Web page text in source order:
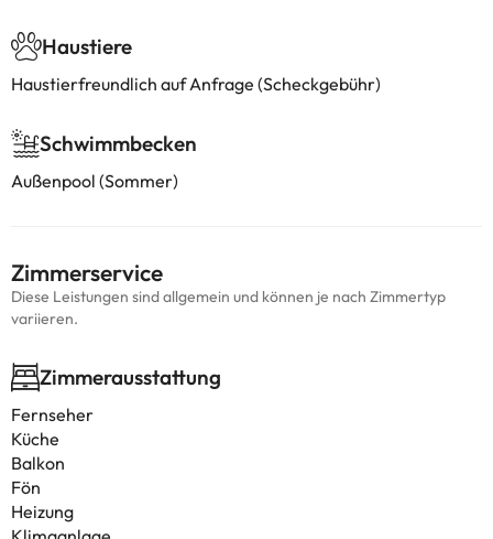
Haustiere
Haustierfreundlich auf Anfrage (Scheckgebühr)
Schwimmbecken
Außenpool (Sommer)
Zimmerservice
Diese Leistungen sind allgemein und können je nach Zimmertyp
variieren.
Zimmerausstattung
Fernseher
Küche
Balkon
Fön
Heizung